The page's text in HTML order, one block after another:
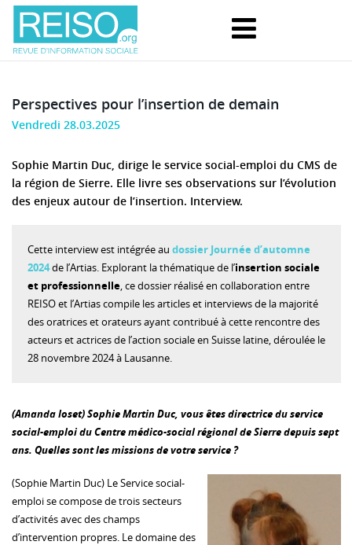
Perspectives pour l’insertion de demain
Vendredi 28.03.2025
Sophie Martin Duc, dirige le service social-emploi du CMS de
la région de Sierre. Elle livre ses observations sur l’évolution
des enjeux autour de l’insertion. Interview.
Cette interview est intégrée au dossier Journée d’automne
2024de l’Artias. Explorant la thématique de l’insertion sociale
et professionnelle, ce dossier réalisé en collaboration entre
REISO et l’Artias compile les articles et interviews de la majorité
des oratrices et orateurs ayant contribué à cette rencontre des
acteurs et actrices de l’action sociale en Suisse latine, déroulée le
28 novembre 2024 à Lausanne.
(Amanda Ioset) Sophie Martin Duc, vous êtes directrice du service
social-emploi du Centre médico-social régional de Sierre depuis sept
ans. Quelles sont les missions de votre service ?
(Sophie Martin Duc) Le Service social-
emploi se compose de trois secteurs
d’activités avec des champs
d’intervention propres. Le domaine des